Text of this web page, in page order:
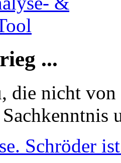
...
die nicht
Schröder